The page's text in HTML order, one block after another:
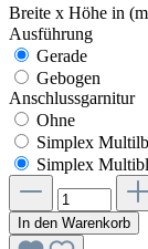
Breite x Höhe in
Ausführung
Gerade
Gebogen
Anschlussgarnitur
Ohne
Simplex
Simplex
In den Warenkorb